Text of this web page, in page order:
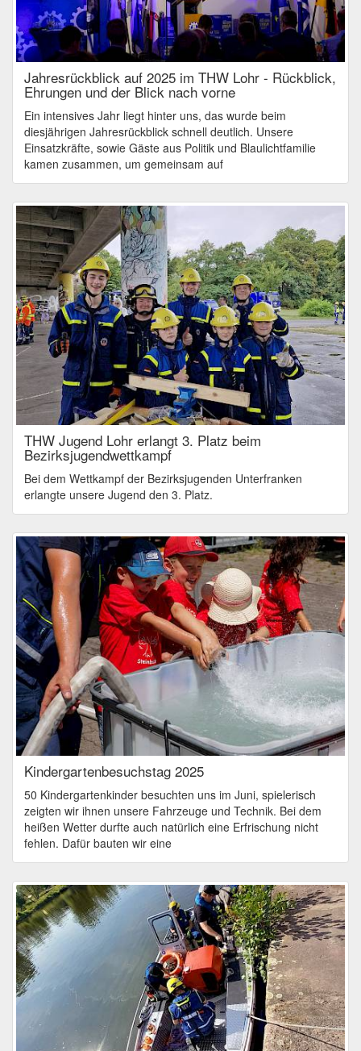
Jahresrückblick auf 2025 im THW Lohr - Rückblick,
Ehrungen und der Blick nach vorne
Ein intensives Jahr liegt hinter uns, das wurde beim
diesjährigen Jahresrückblick schnell deutlich. Unsere
Einsatzkräfte, sowie Gäste aus Politik und Blaulichtfamilie
kamen zusammen, um gemeinsam auf
THW Jugend Lohr erlangt 3. Platz beim
Bezirksjugendwettkampf
Bei dem Wettkampf der Bezirksjugenden Unterfranken
erlangte unsere Jugend den 3. Platz.
Kindergartenbesuchstag 2025
50 Kindergartenkinder besuchten uns im Juni, spielerisch
zeigten wir ihnen unsere Fahrzeuge und Technik. Bei dem
heißen Wetter durfte auch natürlich eine Erfrischung nicht
fehlen. Dafür bauten wir eine